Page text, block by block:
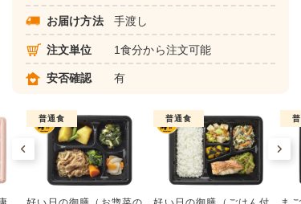
お届け方法 手渡し
注文単位 1食分から注文可能
安否確認 有
普通食 普通食